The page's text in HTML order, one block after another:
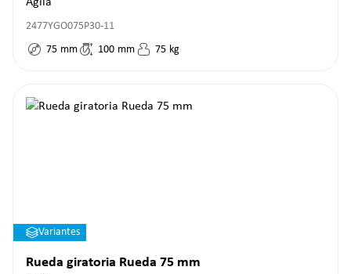
2477YGO075P30-11
75 mm 100 mm 75 kg
Variantes
Rueda giratoria Rueda 75 mm